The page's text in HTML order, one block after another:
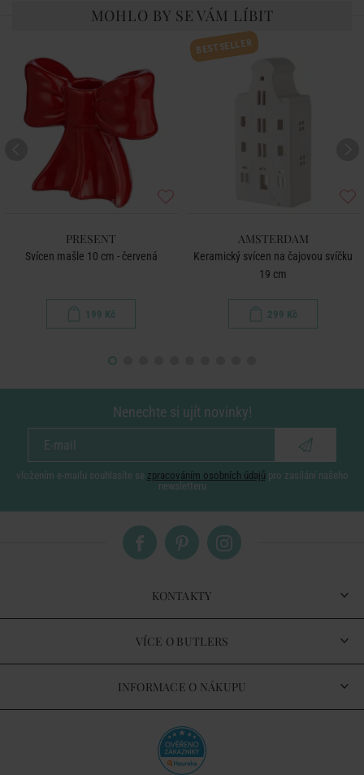
MOHLO BY SE VÁM LÍBIT
PRESENT
Svícen mašle 10 cm - červená
199 Kč
BESTSELLER
AMSTERDAM
Keramický svícen na čajovou svíčku
19 cm
299 Kč
Nenechte si ujít novinky!
vložením e-mailu souhlasíte se zpracováním osobních údajů pro zasílání našeho
newsletteru
KONTAKTY
VÍCE O BUTLERS
INFORMACE O NÁKUPU